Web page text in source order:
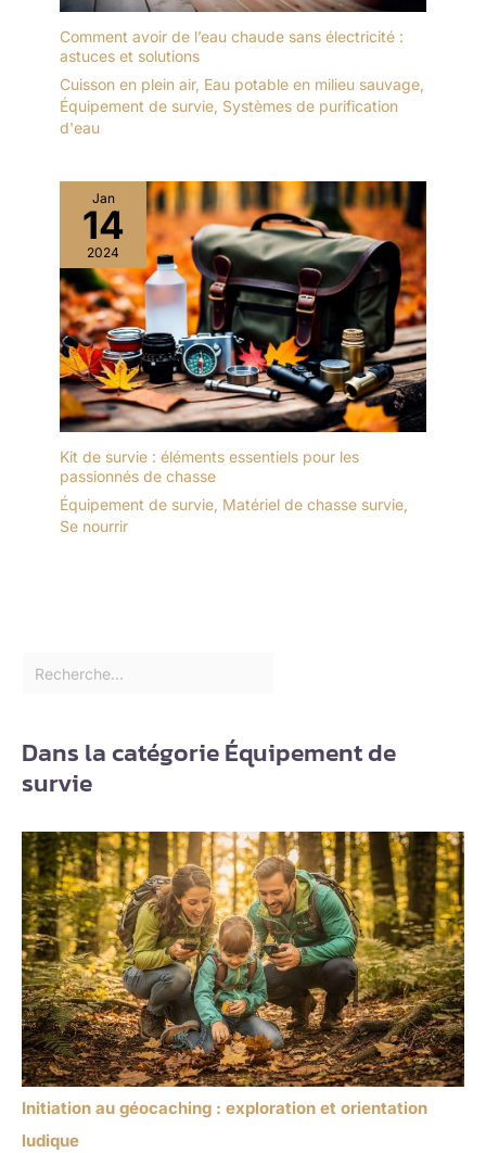
Comment avoir de l’eau chaude sans électricité :
astuces et solutions
Cuisson en plein air, Eau potable en milieu sauvage,
Équipement de survie, Systèmes de purification
d'eau
Jan
14
2024
Kit de survie : éléments essentiels pour les
passionnés de chasse
Équipement de survie, Matériel de chasse survie,
Se nourrir
Dans la catégorie Équipement de
survie
Initiation au géocaching : exploration et orientation
ludique